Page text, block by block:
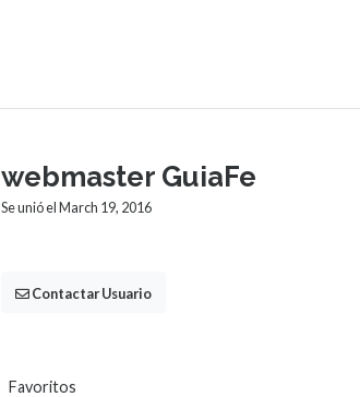
webmaster GuiaFe
Se unió el March 19, 2016
Contactar Usuario
Favoritos